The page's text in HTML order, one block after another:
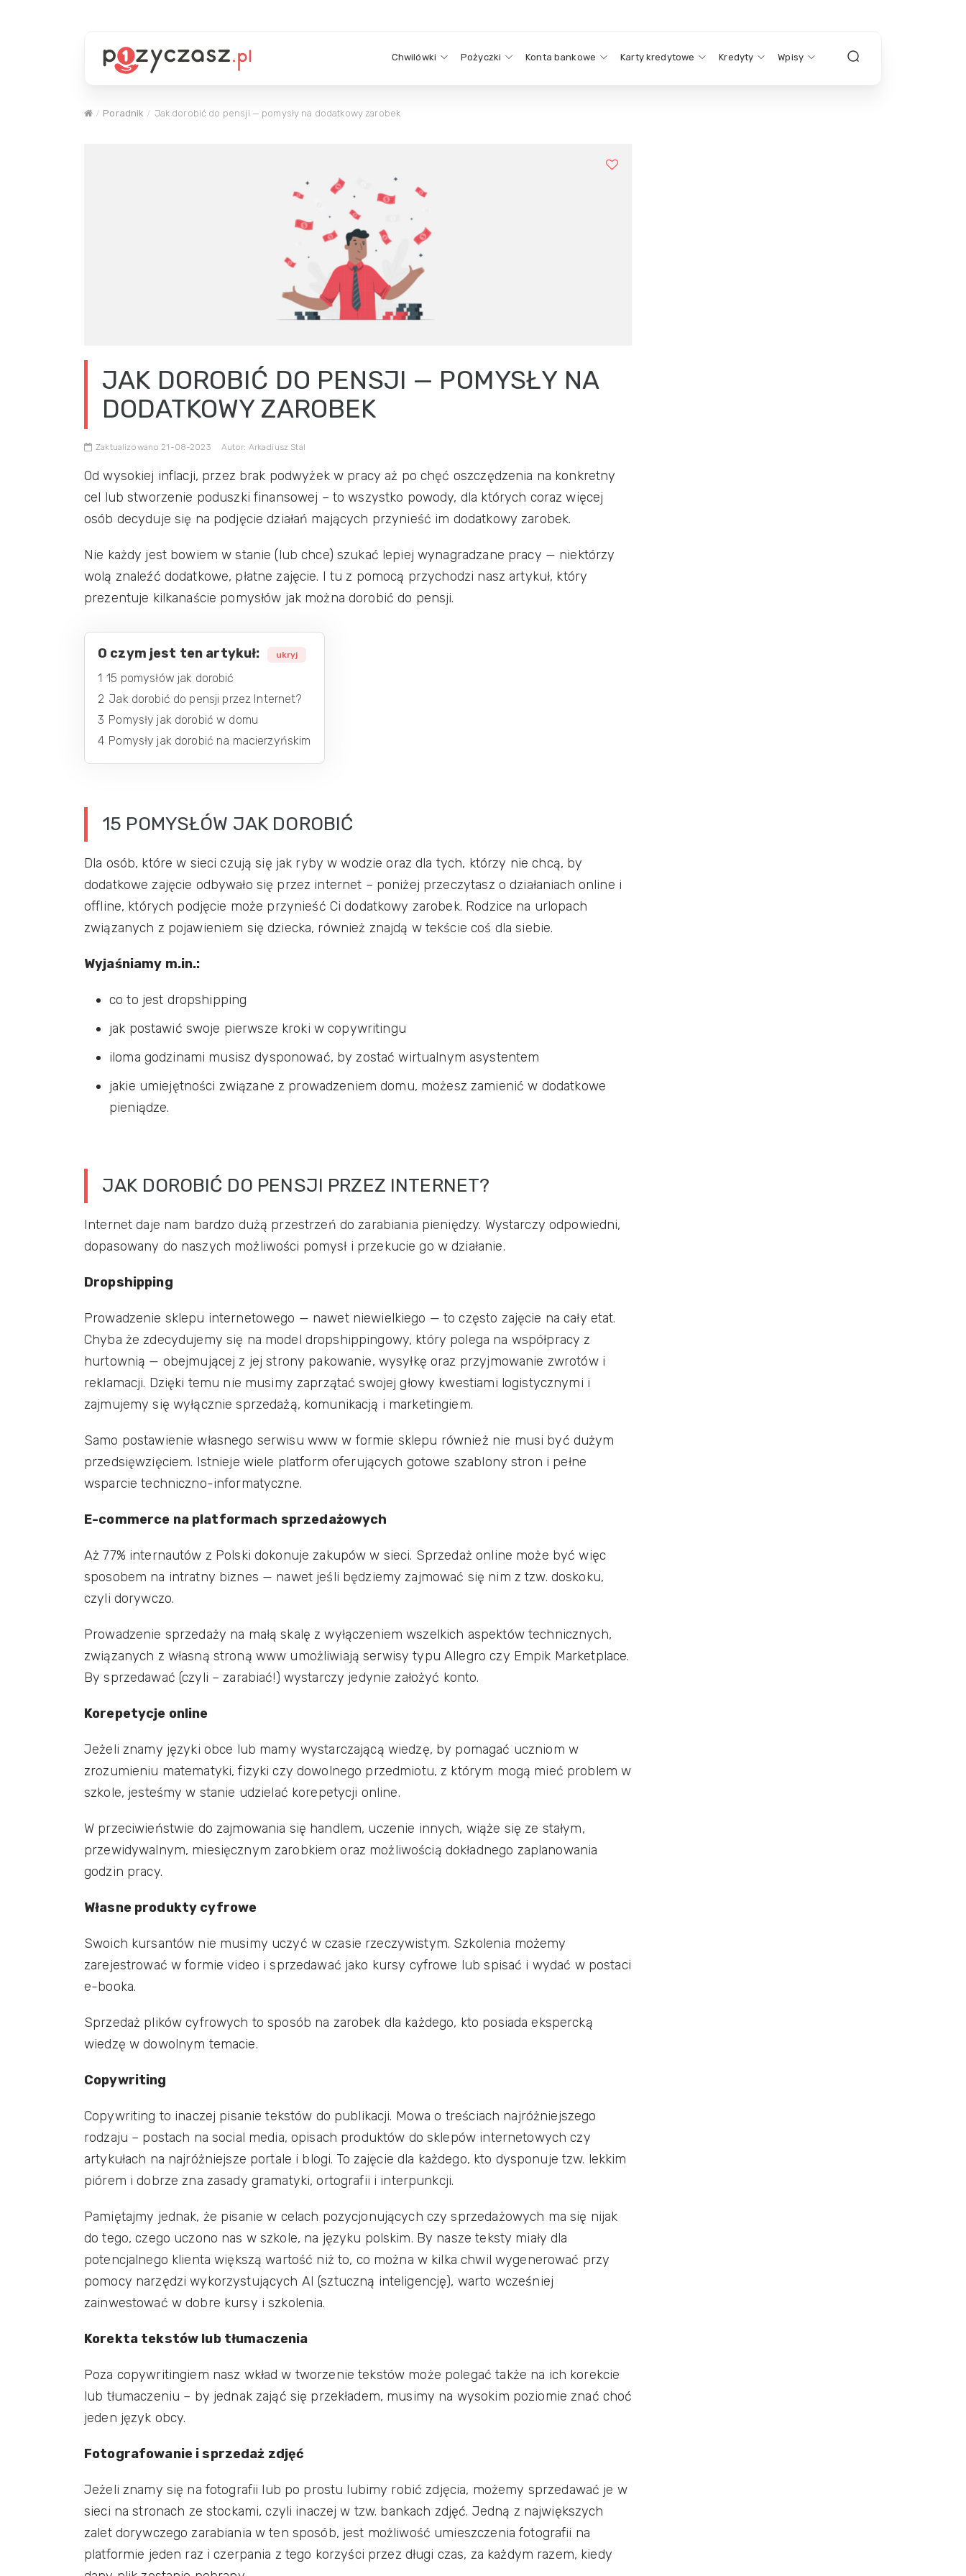
Chwilówki Pożyczki Konta bankowe Karty kredytowe Kredyty Wpisy
Poradnik Jak dorobić do pensji — pomysły na dodatkowy zarobek
JAK DOROBIĆ DO PENSJI — POMYSŁY NA
DODATKOWY ZAROBEK
Zaktualizowano 21-08-2023 Autor: Arkadiusz Stal
Od wysokiej inflacji, przez brak podwyżek w pracy aż po chęć oszczędzenia na konkretny
cel lub stworzenie poduszki finansowej – to wszystko powody, dla których coraz więcej
osób decyduje się na podjęcie działań mających przynieść im dodatkowy zarobek.
Nie każdy jest bowiem w stanie (lub chce) szukać lepiej wynagradzane pracy — niektórzy
wolą znaleźć dodatkowe, płatne zajęcie. I tu z pomocą przychodzi nasz artykuł, który
prezentuje kilkanaście pomysłów jak można dorobić do pensji.
O czym jest ten artykuł: ukryj
1 15 pomysłów jak dorobić
2 Jak dorobić do pensji przez Internet?
3 Pomysły jak dorobić w domu
4 Pomysły jak dorobić na macierzyńskim
15 POMYSŁÓW JAK DOROBIĆ
Dla osób, które w sieci czują się jak ryby w wodzie oraz dla tych, którzy nie chcą, by
dodatkowe zajęcie odbywało się przez internet – poniżej przeczytasz o działaniach online i
offline, których podjęcie może przynieść Ci dodatkowy zarobek. Rodzice na urlopach
związanych z pojawieniem się dziecka, również znajdą w tekście coś dla siebie.
Wyjaśniamy m.in.:
co to jest dropshipping
jak postawić swoje pierwsze kroki w copywritingu
iloma godzinami musisz dysponować, by zostać wirtualnym asystentem
jakie umiejętności związane z prowadzeniem domu, możesz zamienić w dodatkowe
pieniądze.
JAK DOROBIĆ DO PENSJI PRZEZ INTERNET?
Internet daje nam bardzo dużą przestrzeń do zarabiania pieniędzy. Wystarczy odpowiedni,
dopasowany do naszych możliwości pomysł i przekucie go w działanie.
Dropshipping
Prowadzenie sklepu internetowego — nawet niewielkiego — to często zajęcie na cały etat.
Chyba że zdecydujemy się na model dropshippingowy, który polega na współpracy z
hurtownią — obejmującej z jej strony pakowanie, wysyłkę oraz przyjmowanie zwrotów i
reklamacji. Dzięki temu nie musimy zaprzątać swojej głowy kwestiami logistycznymi i
zajmujemy się wyłącznie sprzedażą, komunikacją i marketingiem.
Samo postawienie własnego serwisu www w formie sklepu również nie musi być dużym
przedsięwzięciem. Istnieje wiele platform oferujących gotowe szablony stron i pełne
wsparcie techniczno-informatyczne.
E-commerce na platformach sprzedażowych
Aż 77% internautów z Polski dokonuje zakupów w sieci. Sprzedaż online może być więc
sposobem na intratny biznes — nawet jeśli będziemy zajmować się nim z tzw. doskoku,
czyli dorywczo.
Prowadzenie sprzedaży na małą skalę z wyłączeniem wszelkich aspektów technicznych,
związanych z własną stroną www umożliwiają serwisy typu Allegro czy Empik Marketplace.
By sprzedawać (czyli – zarabiać!) wystarczy jedynie założyć konto.
Korepetycje online
Jeżeli znamy języki obce lub mamy wystarczającą wiedzę, by pomagać uczniom w
zrozumieniu matematyki, fizyki czy dowolnego przedmiotu, z którym mogą mieć problem w
szkole, jesteśmy w stanie udzielać korepetycji online.
W przeciwieństwie do zajmowania się handlem, uczenie innych, wiąże się ze stałym,
przewidywalnym, miesięcznym zarobkiem oraz możliwością dokładnego zaplanowania
godzin pracy.
Własne produkty cyfrowe
Swoich kursantów nie musimy uczyć w czasie rzeczywistym. Szkolenia możemy
zarejestrować w formie video i sprzedawać jako kursy cyfrowe lub spisać i wydać w postaci
e-booka.
Sprzedaż plików cyfrowych to sposób na zarobek dla każdego, kto posiada ekspercką
wiedzę w dowolnym temacie.
Copywriting
Copywriting to inaczej pisanie tekstów do publikacji. Mowa o treściach najróżniejszego
rodzaju – postach na social media, opisach produktów do sklepów internetowych czy
artykułach na najróżniejsze portale i blogi. To zajęcie dla każdego, kto dysponuje tzw. lekkim
piórem i dobrze zna zasady gramatyki, ortografii i interpunkcji.
Pamiętajmy jednak, że pisanie w celach pozycjonujących czy sprzedażowych ma się nijak
do tego, czego uczono nas w szkole, na języku polskim. By nasze teksty miały dla
potencjalnego klienta większą wartość niż to, co można w kilka chwil wygenerować przy
pomocy narzędzi wykorzystujących AI (sztuczną inteligencję), warto wcześniej
zainwestować w dobre kursy i szkolenia.
Korekta tekstów lub tłumaczenia
Poza copywritingiem nasz wkład w tworzenie tekstów może polegać także na ich korekcie
lub tłumaczeniu – by jednak zająć się przekładem, musimy na wysokim poziomie znać choć
jeden język obcy.
Fotografowanie i sprzedaż zdjęć
Jeżeli znamy się na fotografii lub po prostu lubimy robić zdjęcia, możemy sprzedawać je w
sieci na stronach ze stockami, czyli inaczej w tzw. bankach zdjęć. Jedną z największych
zalet dorywczego zarabiania w ten sposób, jest możliwość umieszczenia fotografii na
platformie jeden raz i czerpania z tego korzyści przez długi czas, za każdym razem, kiedy